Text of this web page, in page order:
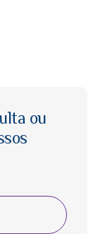
ou